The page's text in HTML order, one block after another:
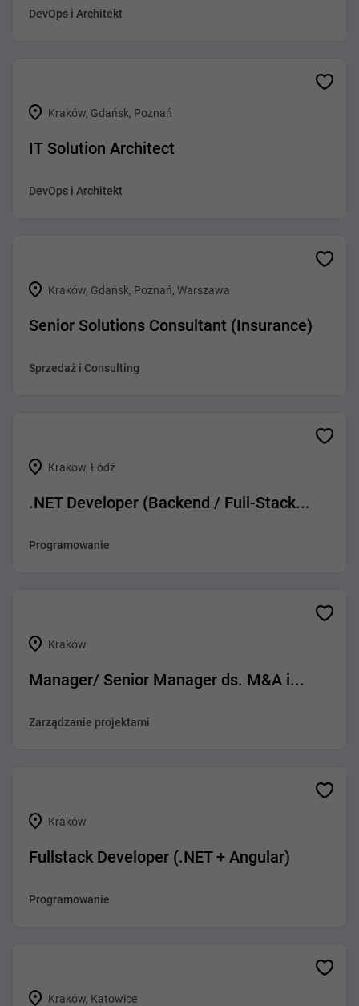
DevOps i Architekt
Kraków, Gdańsk, Poznań
IT Solution Architect
DevOps i Architekt
Kraków, Gdańsk, Poznań, Warszawa
Senior Solutions Consultant (Insurance)
Sprzedaż i Consulting
Kraków, Łódź
.NET Developer (Backend / Full-Stack...
Programowanie
Kraków
Manager/ Senior Manager ds. M&A i...
Zarządzanie projektami
Kraków
Fullstack Developer (.NET + Angular)
Programowanie
Kraków, Katowice